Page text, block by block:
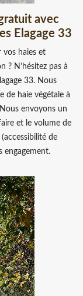
avec
Elagage 33
vos haies et
? N’hésitez pas à
33. Nous
de haie végétale à
envoyons un
et le volume de
de
engagement.